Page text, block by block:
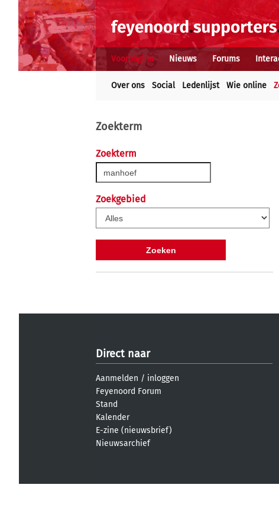
Voorpagina Nieuws Forums
Over ons Social Ledenlijst Wie online
Zoekterm
Zoekterm
Zoekgebied
Direct naar
Aanmelden / inloggen
Feyenoord Forum
Stand
Kalender
E-zine (nieuwsbrief)
Nieuwsarchief